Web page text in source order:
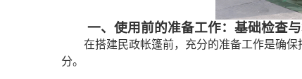
一、使用前的准备工作：基础检查
在搭建民政帐篷前，充分的准备工作是确
分。